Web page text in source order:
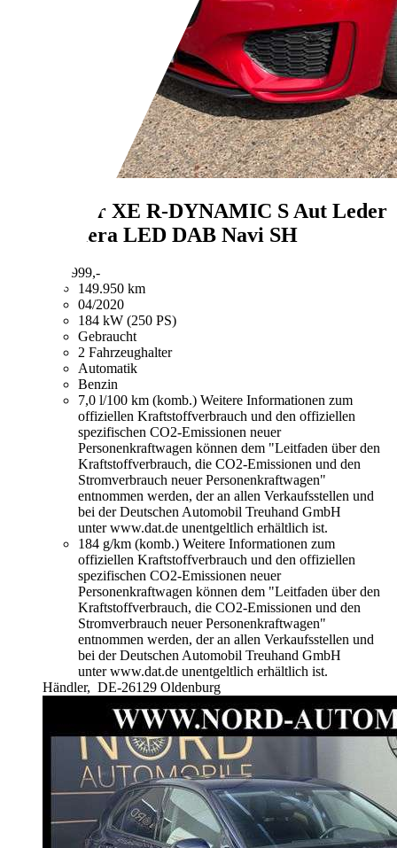
Jaguar XE R-DYNAMIC S Aut Leder
Kamera LED DAB Navi SH
€ 14.999,-
149.950 km
04/2020
184 kW (250 PS)
Gebraucht
2 Fahrzeughalter
Automatik
Benzin
7,0 l/100 km (komb.) Weitere Informationen zum
offiziellen Kraftstoffverbrauch und den offiziellen
spezifischen CO2-Emissionen neuer
Personenkraftwagen können dem "Leitfaden über den
Kraftstoffverbrauch, die CO2-Emissionen und den
Stromverbrauch neuer Personenkraftwagen"
entnommen werden, der an allen Verkaufsstellen und
bei der Deutschen Automobil Treuhand GmbH
unter www.dat.de unentgeltlich erhältlich ist.
184 g/km (komb.) Weitere Informationen zum
offiziellen Kraftstoffverbrauch und den offiziellen
spezifischen CO2-Emissionen neuer
Personenkraftwagen können dem "Leitfaden über den
Kraftstoffverbrauch, die CO2-Emissionen und den
Stromverbrauch neuer Personenkraftwagen"
entnommen werden, der an allen Verkaufsstellen und
bei der Deutschen Automobil Treuhand GmbH
unter www.dat.de unentgeltlich erhältlich ist.
Händler, DE-26129 Oldenburg